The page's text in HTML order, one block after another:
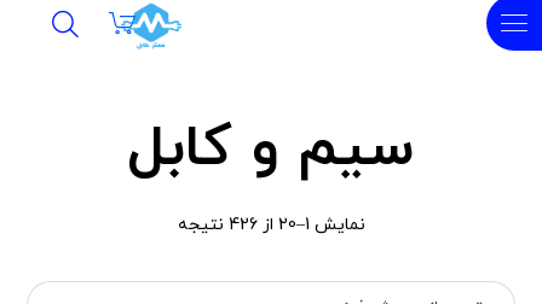
سیم و کابل
نمایش 1–20 از 426 نتیجه